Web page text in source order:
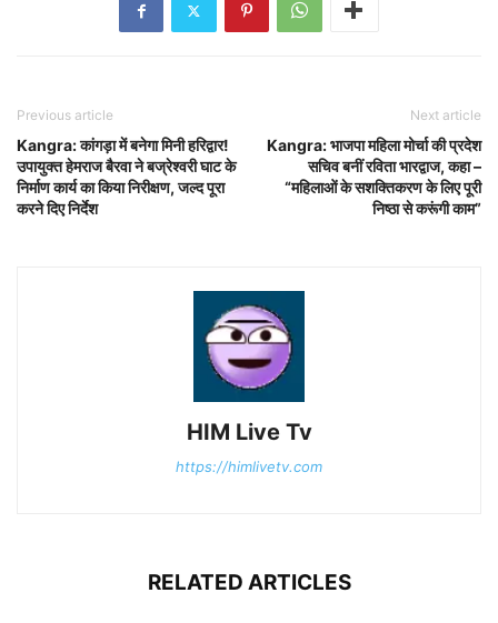
Previous article
Kangra: कांगड़ा में बनेगा मिनी हरिद्वार!
उपायुक्त हेमराज बैरवा ने बज्रेश्वरी घाट के
निर्माण कार्य का किया निरीक्षण, जल्द पूरा
करने दिए निर्देश
Next article
Kangra: भाजपा महिला मोर्चा की प्रदेश
सचिव बनीं रविता भारद्वाज, कहा –
“महिलाओं के सशक्तिकरण के लिए पूरी
निष्ठा से करूंगी काम”
HIM Live Tv
https://himlivetv.com
RELATED ARTICLES